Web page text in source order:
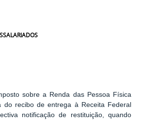
sobre a Renda das Pessoa Física
do recibo de entrega à Receita Federal
notificação de restituição, quando